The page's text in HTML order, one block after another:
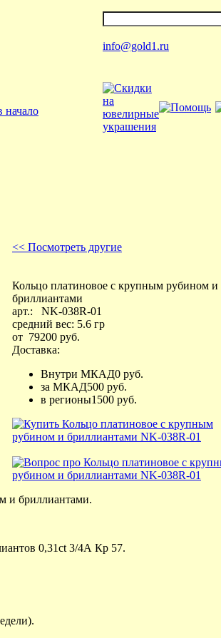
info@gold1.ru
<< Посмотреть другие
Кольцо платиновое с крупным рубином и
бриллиантами
арт.: NK-038R-01
средний вес: 5.6 гр
от 79200 руб.
Доставка:
Внутри МКАД0 руб.
за МКАД500 руб.
в регионы1500 руб.
и бриллиантами.
0,31ct 3/4А Кр 57.